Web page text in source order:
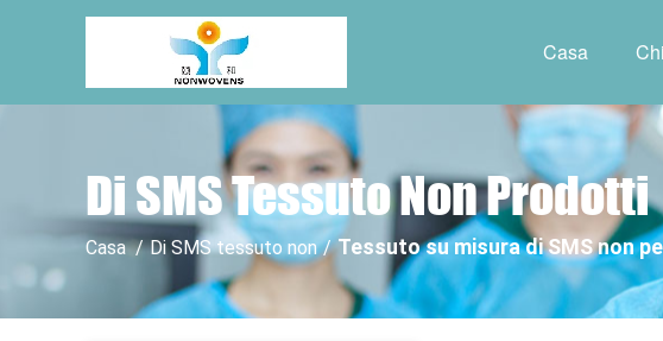
Casa
Di SMS Tessuto Non Prodotti
Casa / Di SMS tessuto non / Tessuto su misura di SMS non